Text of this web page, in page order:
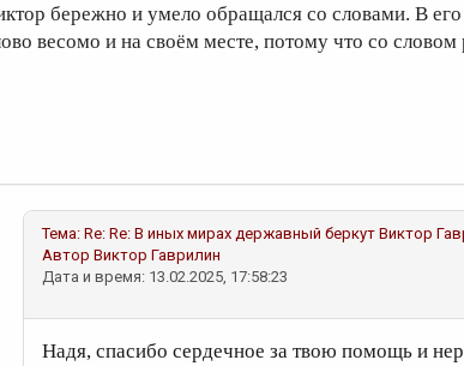
бережно и умело обращался со словами. В
весомо и на своём месте, потому что со словом
Тема: Re: Re: В иных мирах державный беркут Виктор
Автор Виктор Гаврилин
Дата и время: 13.02.2025, 17:58:23
Надя, спасибо сердечное за твою помощь и